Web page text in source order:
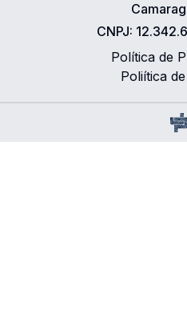
CNPJ:
Política de
Poliítica